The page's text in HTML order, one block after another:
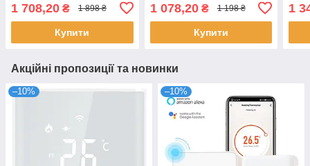
підрозетник
1 708,20 ₴ 1 898 ₴
Купити
1 078,20₴ 1 198 ₴
Купити
1
Акційні пропозиції та новинки
–10% –10%